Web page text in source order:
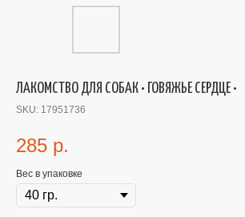
ЛАКОМСТВО ДЛЯ СОБАК • ГОВЯЖЬЕ СЕРДЦЕ •
SKU: 17951736
285 р.
Вес в упаковке